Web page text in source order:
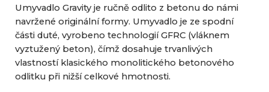
Umyvadlo Gravity je ručně odlito z betonu do námi
navržené originální formy. Umyvadlo je ze spodní
části duté, vyrobeno technologií GFRC (vláknem
vyztužený beton), čímž dosahuje trvanlivých
vlastností klasického monolitického betonového
odlitku při nižší celkové hmotnosti.